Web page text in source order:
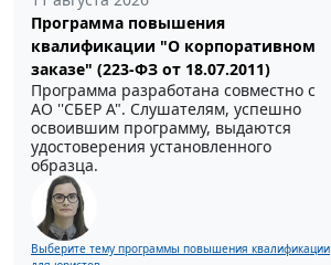
Программа повышения
квалификации "О корпоративном
заказе" (223-ФЗ от 18.07.2011)
Программа разработана совместно с
АО ''СБЕР А". Слушателям, успешно
освоившим программу, выдаются
удостоверения установленного
образца.
Выберите тему программы повышения квалификации